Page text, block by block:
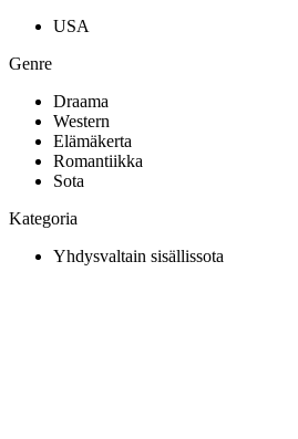
USA
Genre
Draama
Western
Elämäkerta
Romantiikka
Sota
Kategoria
Yhdysvaltain sisällissota